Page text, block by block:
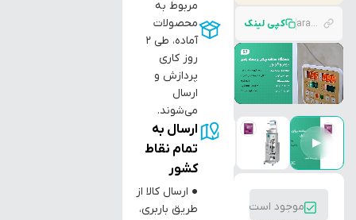
araztec.com/p/%D8%AF%D8%B3%D8%AA%DA%AF%D8%A7%D9%87-%D9%BE%D8%B1%DA%A9%D9%86-%D8%A8%D8%B3%D8%AA%D9%87-%D8%A8%D9%86%D8%AF%DB%8C-%D8%B3%D8%A7%D8%B4%D9%87-%D8%AA%D8%A7-%DB%B1%DB%B0%DB%B0-%DA%AF%D8%B1%D9%85-%D8%B3%D9%87 کپی لینک
▶
موجود است
مربوط به
محصولات
آماده، طی ۲
روز کاری
پردازش و
ارسال
می‌شوند.
ارسال به
تمام نقاط
کشور
● ارسال کالا از
طریق باربری،